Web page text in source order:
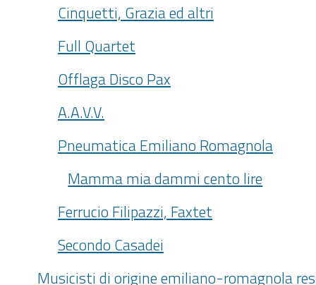
Cinquetti, Grazia ed altri
Full Quartet
Offlaga Disco Pax
A.A.V.V.
Pneumatica Emiliano Romagnola
Mamma mia dammi cento lire
Ferrucio Filipazzi, Faxtet
Secondo Casadei
Musicisti di origine emiliano-romagnola